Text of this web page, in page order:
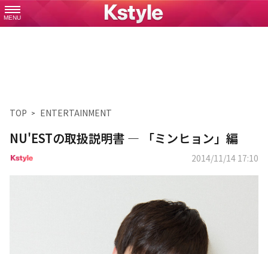
MENU
TOP ENTERTAINMENT
NU'ESTの取扱説明書 ― 「ミンヒョン」編
2014/11/14 17:10